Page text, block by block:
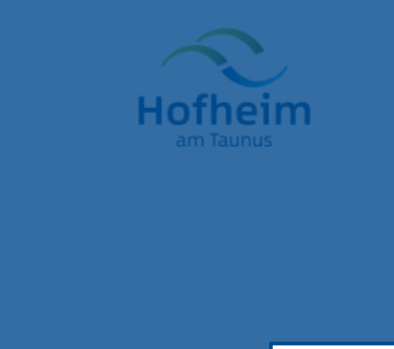
Home"